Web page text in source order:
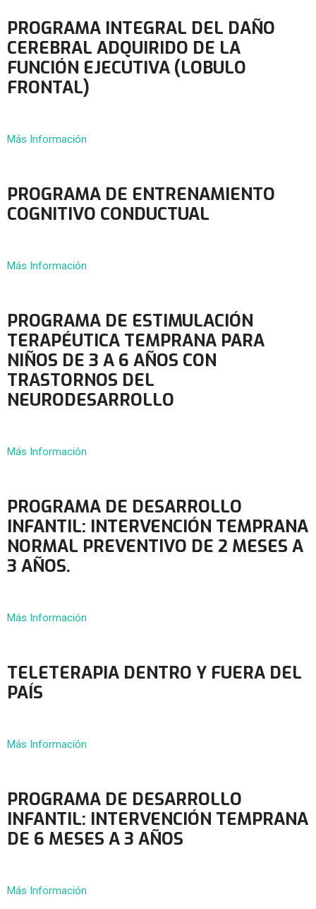
PROGRAMA INTEGRAL DEL DAÑO
CEREBRAL ADQUIRIDO DE LA
FUNCIÓN EJECUTIVA (LOBULO
FRONTAL)
Más Información
PROGRAMA DE ENTRENAMIENTO
COGNITIVO CONDUCTUAL
Más Información
PROGRAMA DE ESTIMULACIÓN
TERAPÉUTICA TEMPRANA PARA
NIÑOS DE 3 A 6 AÑOS CON
TRASTORNOS DEL
NEURODESARROLLO
Más Información
PROGRAMA DE DESARROLLO
INFANTIL: INTERVENCIÓN TEMPRANA
NORMAL PREVENTIVO DE 2 MESES A
3 AÑOS.
Más Información
TELETERAPIA DENTRO Y FUERA DEL
PAÍS
Más Información
PROGRAMA DE DESARROLLO
INFANTIL: INTERVENCIÓN TEMPRANA
DE 6 MESES A 3 AÑOS
Más Información